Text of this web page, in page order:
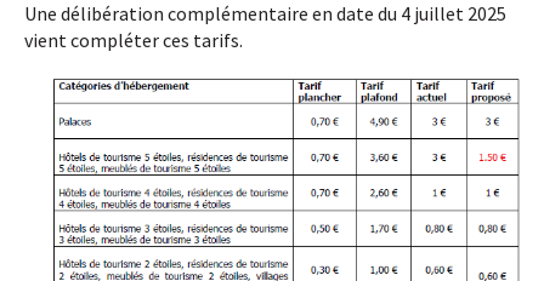
Une délibération complémentaire en date du 4 juillet 2025
vient compléter ces tarifs.